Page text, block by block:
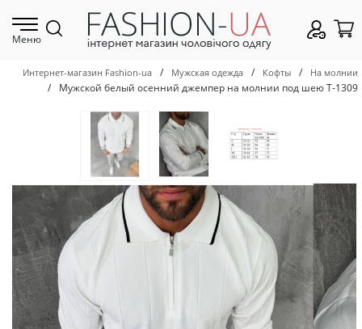
Меню
Интернет-магазин Fashion-ua / Мужская одежда / Кофты / На молнии
/ Мужской белый осенний джемпер на молнии под шею Т-1309